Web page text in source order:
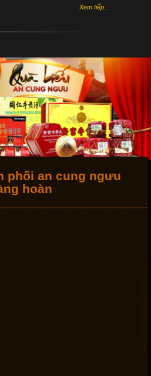
kịp thời. Vậy nếu gặp
Xem tiếp...
phối an cung ngưu
hoàn